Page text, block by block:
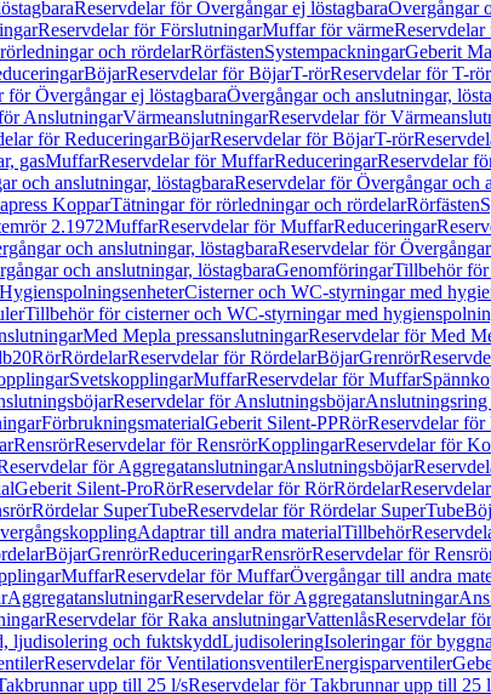
Reservdelar för Övergångar ej löstagbaraÖvergångar
Reservdelar för FörslutningarMuffar för värme
och rördelarRörfästenSystempackningarGeberit
BöjarReservdelar för BöjarT-rörReservdelar för T-rör
för Övergångar ej löstagbaraÖvergångar och anslutningar,
AnslutningarVärmeanslutningarReservdelar för
för ReduceringarBöjarReservdelar för BöjarT-rör
gasMuffarReservdelar för MuffarReduceringarReservdelar
och anslutningar, löstagbaraReservdelar för Övergångar och
KopparTätningar för rörledningar och rördelarRörfästen
2.1972MuffarReservdelar för MuffarReduceringar
och anslutningar, löstagbaraReservdelar för
och anslutningar, löstagbaraGenomföringarTillbehör
Cisterner och WC-styrningar med
Tillbehör för cisterner och WC-styrningar med
Med Mepla pressanslutningarReservdelar för Med
RörRördelarReservdelar för RördelarBöjarGrenrör
SvetskopplingarMuffarReservdelar för Muffar
Reservdelar för AnslutningsböjarAnslutningsring
FörbrukningsmaterialGeberit Silent-PPRörReservdelar för
RensrörReservdelar för RensrörKopplingarReservdelar för
för AggregatanslutningarAnslutningsböjar
Geberit Silent-ProRörReservdelar för RörRördelar
Rördelar SuperTubeReservdelar för Rördelar SuperTube
Adaptrar till andra materialTillbehör
BöjarGrenrörReduceringarRensrörReservdelar för
MuffarReservdelar för MuffarÖvergångar till andra
AggregatanslutningarReservdelar för Aggregatanslutningar
Reservdelar för Raka anslutningarVattenlåsReservdelar
ljudisolering och fuktskyddLjudisoleringIsoleringar för
Reservdelar för VentilationsventilerEnergisparventiler
upp till 25 l/sReservdelar för Takbrunnar upp till 25